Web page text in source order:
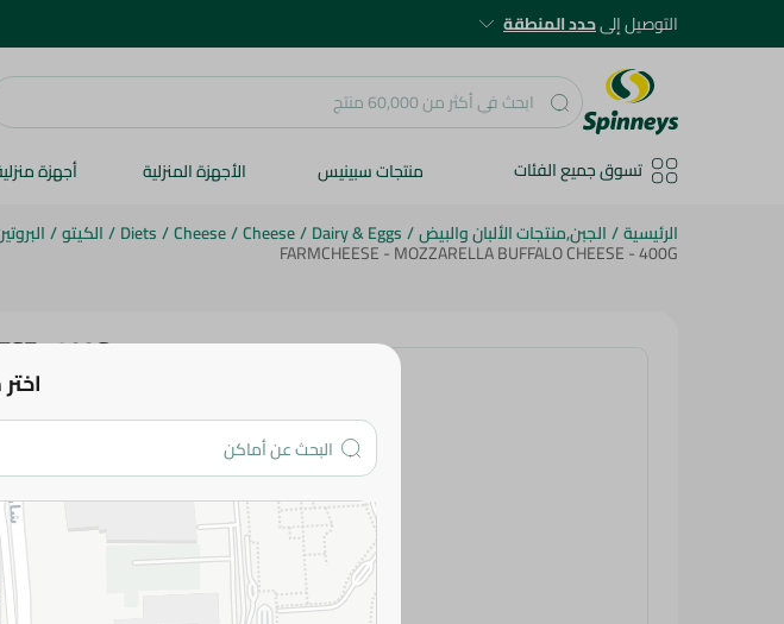
التوصيل إلىحدد المنطقة
تسوق جميع الفئات منتجات سبينيس الأجهزة المنزلية أجهزة
الرئيسية/الجبن,منتجات الألبان والبيض/
Dairy & Eggs
/
Cheese
/
Cheese
/
Diets
/الكيتو/
FARMCHEESE - MOZZARELLA BUFFALO CHEESE - 400G
- 400G
يرجى
طفيف. قد